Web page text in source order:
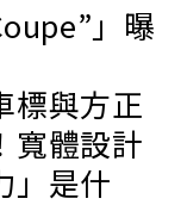
」曝
標與方正
寬體設計
」是什